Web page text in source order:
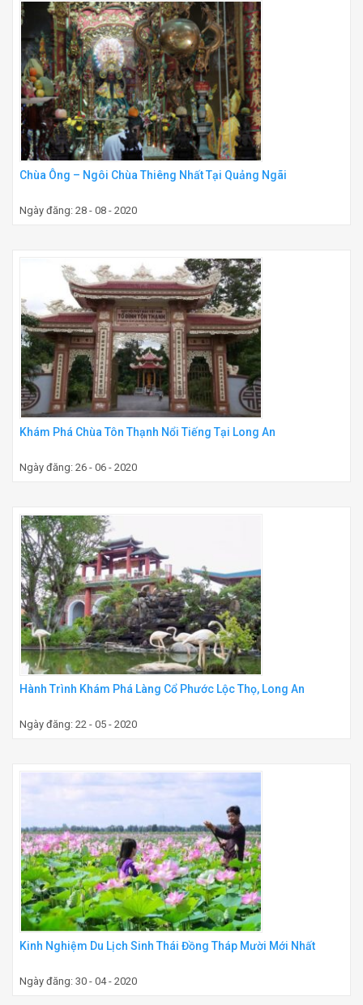
Chùa Ông – Ngôi Chùa Thiêng Nhất Tại Quảng Ngãi
Ngày đăng: 28 - 08 - 2020
Khám Phá Chùa Tôn Thạnh Nổi Tiếng Tại Long An
Ngày đăng: 26 - 06 - 2020
Hành Trình Khám Phá Làng Cổ Phước Lộc Thọ, Long An
Ngày đăng: 22 - 05 - 2020
Kinh Nghiệm Du Lịch Sinh Thái Đồng Tháp Mười Mới Nhất
Ngày đăng: 30 - 04 - 2020